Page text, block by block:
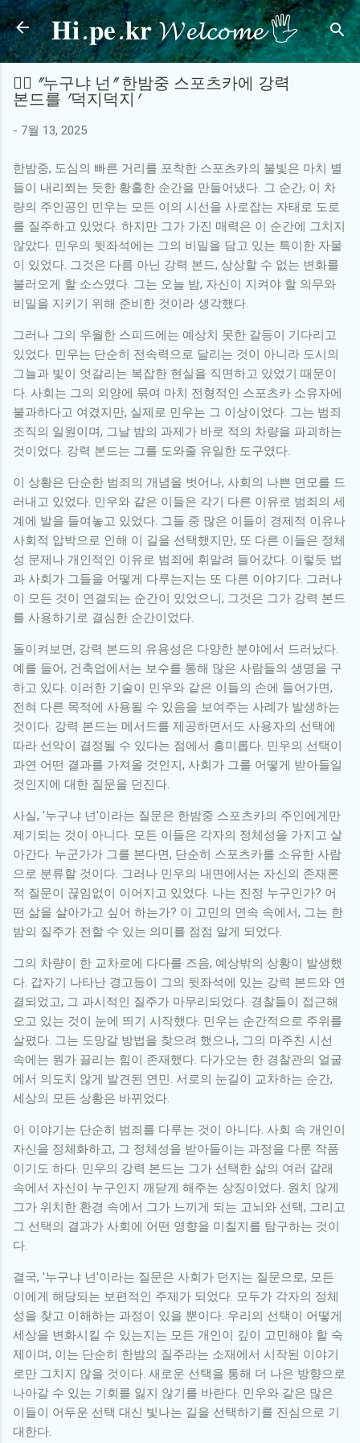
기본 콘텐츠로 건너뛰기
𝐇𝐢.𝐩𝐞.𝐤𝐫 𝓦𝓮𝓵𝓬𝓸𝓶𝓮 🖐
🕵️‍♂️ "누구냐 넌" 한밤중 스포츠카에 강력
본드를 '덕지덕지'
- 7월 13, 2025
한밤중, 도심의 빠른 거리를 포착한 스포츠카의 불빛은 마치 별
들이 내리쬐는 듯한 황홀한 순간을 만들어냈다. 그 순간, 이 차
량의 주인공인 민우는 모든 이의 시선을 사로잡는 자태로 도로
를 질주하고 있었다. 하지만 그가 가진 매력은 이 순간에 그치지
않았다. 민우의 뒷좌석에는 그의 비밀을 담고 있는 특이한 자물
이 있었다. 그것은 다름 아닌 강력 본드, 상상할 수 없는 변화를
불러오게 할 소스였다. 그는 오늘 밤, 자신이 지켜야 할 의무와
비밀을 지키기 위해 준비한 것이라 생각했다.
그러나 그의 우월한 스피드에는 예상치 못한 갈등이 기다리고
있었다. 민우는 단순히 전속력으로 달리는 것이 아니라 도시의
그늘과 빛이 엇갈리는 복잡한 현실을 직면하고 있었기 때문이
다. 사회는 그의 외양에 묶여 마치 전형적인 스포츠카 소유자에
불과하다고 여겼지만, 실제로 민우는 그 이상이었다. 그는 범죄
조직의 일원이며, 그날 밤의 과제가 바로 적의 차량을 파괴하는
것이었다. 강력 본드는 그를 도와줄 유일한 도구였다.
이 상황은 단순한 범죄의 개념을 벗어나, 사회의 나쁜 면모를 드
러내고 있었다. 민우와 같은 이들은 각기 다른 이유로 범죄의 세
계에 발을 들여놓고 있었다. 그들 중 많은 이들이 경제적 이유나
사회적 압박으로 인해 이 길을 선택했지만, 또 다른 이들은 정체
성 문제나 개인적인 이유로 범죄에 휘말려 들어갔다. 이렇듯 법
과 사회가 그들을 어떻게 다루는지는 또 다른 이야기다. 그러나
이 모든 것이 연결되는 순간이 있었으니, 그것은 그가 강력 본드
를 사용하기로 결심한 순간이었다.
돌이켜보면, 강력 본드의 유용성은 다양한 분야에서 드러났다.
예를 들어, 건축업에서는 보수를 통해 많은 사람들의 생명을 구
하고 있다. 이러한 기술이 민우와 같은 이들의 손에 들어가면,
전혀 다른 목적에 사용될 수 있음을 보여주는 사례가 발생하는
것이다. 강력 본드는 메서드를 제공하면서도 사용자의 선택에
따라 선악이 결정될 수 있다는 점에서 흥미롭다. 민우의 선택이
과연 어떤 결과를 가져올 것인지, 사회가 그를 어떻게 받아들일
것인지에 대한 질문을 던진다.
사실, '누구냐 넌'이라는 질문은 한밤중 스포츠카의 주인에게만
제기되는 것이 아니다. 모든 이들은 각자의 정체성을 가지고 살
아간다. 누군가가 그를 본다면, 단순히 스포츠카를 소유한 사람
으로 분류할 것이다. 그러나 민우의 내면에서는 자신의 존재론
적 질문이 끊임없이 이어지고 있었다. 나는 진정 누구인가? 어
떤 삶을 살아가고 싶어 하는가? 이 고민의 연속 속에서, 그는 한
밤의 질주가 전할 수 있는 의미를 점점 알게 되었다.
그의 차량이 한 교차로에 다다를 즈음, 예상밖의 상황이 발생했
다. 갑자기 나타난 경고등이 그의 뒷좌석에 있는 강력 본드와 연
결되었고, 그 과시적인 질주가 마무리되었다. 경찰들이 접근해
오고 있는 것이 눈에 띄기 시작했다. 민우는 순간적으로 주위를
살폈다. 그는 도망갈 방법을 찾으려 했으나, 그의 마주친 시선
속에는 뭔가 끌리는 힘이 존재했다. 다가오는 한 경찰관의 얼굴
에서 의도치 않게 발견된 연민. 서로의 눈길이 교차하는 순간,
세상의 모든 상황은 바뀌었다.
이 이야기는 단순히 범죄를 다루는 것이 아니다. 사회 속 개인이
자신을 정체화하고, 그 정체성을 받아들이는 과정을 다룬 작품
이기도 하다. 민우의 강력 본드는 그가 선택한 삶의 여러 갈래
속에서 자신이 누구인지 깨닫게 해주는 상징이었다. 원치 않게
그가 위치한 환경 속에서 그가 느끼게 되는 고뇌와 선택, 그리고
그 선택의 결과가 사회에 어떤 영향을 미칠지를 탐구하는 것이
다.
결국, '누구냐 넌'이라는 질문은 사회가 던지는 질문으로, 모든
이에게 해당되는 보편적인 주제가 되었다. 모두가 각자의 정체
성을 찾고 이해하는 과정이 있을 뿐이다. 우리의 선택이 어떻게
세상을 변화시킬 수 있는지는 모든 개인이 깊이 고민해야 할 숙
제이며, 이는 단순히 한밤의 질주라는 소재에서 시작된 이야기
로만 그치지 않을 것이다. 새로운 선택을 통해 더 나은 방향으로
나아갈 수 있는 기회를 잃지 않기를 바란다. 민우와 같은 많은
이들이 어두운 선택 대신 빛나는 길을 선택하기를 진심으로 기
대한다.